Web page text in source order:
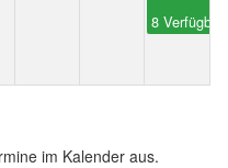
8 Verfügbar
im Kalender aus.